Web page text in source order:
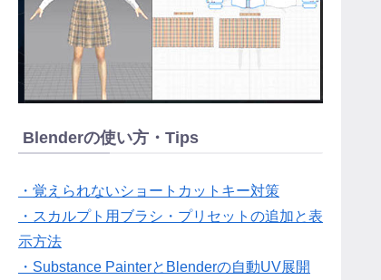
Blenderの使い方・Tips
・覚えられないショートカットキー対策
・スカルプト用ブラシ・プリセットの追加と表
示方法
・Substance PainterとBlenderの自動UV展開